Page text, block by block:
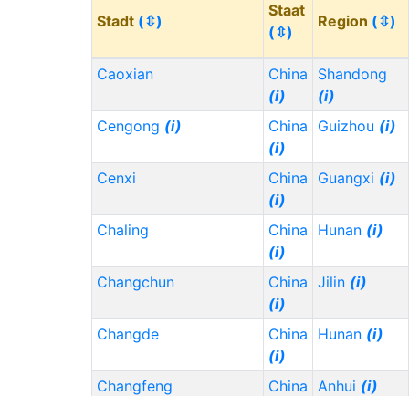
Stadt (⇳)
Staat
(⇳)
Region (⇳)
Caoxian
China
(i)
Shandong
(i)
Cengong (i)
China
(i)
Guizhou (i)
Cenxi
China
(i)
Guangxi (i)
Chaling
China
(i)
Hunan (i)
Changchun
China
(i)
Jilin (i)
Changde
China
(i)
Hunan (i)
Changfeng
China Anhui (i)